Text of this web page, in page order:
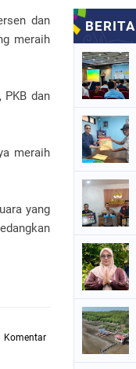
dan
meraih
PKB dan
meraih
yang
Komentar